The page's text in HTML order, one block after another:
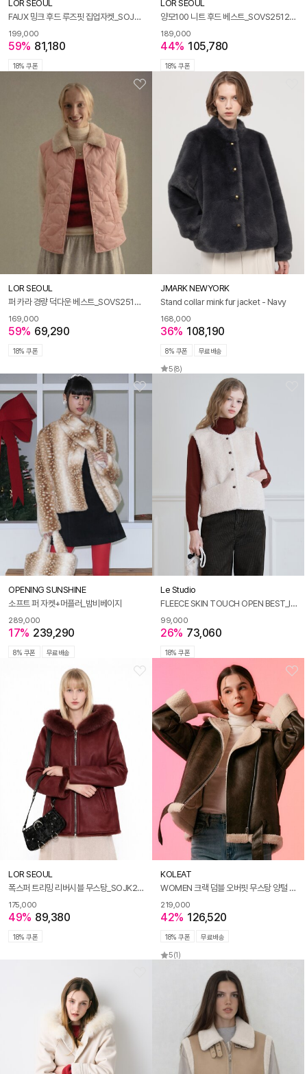
LOR SEOUL
FAUX 밍크 후드 루즈핏 집업자켓_SOJK251223
199,000
59% 81,180
18% 쿠폰
LOR SEOUL
양모100 니트 후드 베스트_SOVS251208
189,000
44% 105,780
18% 쿠폰
LOR SEOUL
퍼 카라 경량 덕다운 베스트_SOVS251210
169,000
59% 69,290
18% 쿠폰
JMARK NEWYORK
Stand collar mink fur jacket - Navy
168,000
36% 108,190
8% 쿠폰 무료배송
5(8)
OPENING SUNSHINE
소프트 퍼 자켓+머플러_밤비베이지
289,000
17% 239,290
8% 쿠폰 무료배송
Le Studio
FLEECE SKIN TOUCH OPEN BEST_Ivory
99,000
26% 73,060
18% 쿠폰
LOR SEOUL
폭스퍼 트리밍 리버시블 무스탕_SOJK251225
175,000
49% 89,380
18% 쿠폰
KOLEAT
WOMEN 크랙 덤블 오버핏 무스탕 양털 플리스 자켓 Brown [라이더 ver.]
219,000
42% 126,520
18% 쿠폰 무료배송
5(1)